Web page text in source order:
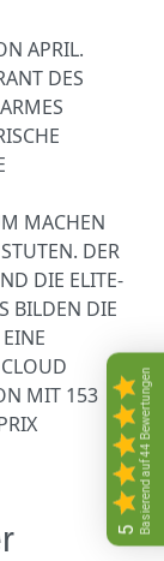
5 Basierend auf 44 Bewertungen
APRIL.
DES
MACHEN
DER
DIE ELITE-
BILDEN DIE
MIT 153